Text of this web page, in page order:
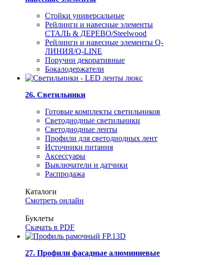
Стойки универсальные
Рейлинги и навесные элементы
СТАЛЬ & ДЕРЕВО/Steelwood
Рейлинги и навесные элементы Q-
ЛИНИЯ/Q-LINE
Поручни декоративные
Бокалодержатели
26. Светильники
Готовые комплекты светильников
Светодиодные светильники
Светодиодные ленты
Профили для светодиодных лент
Источники питания
Аксессуары
Выключатели и датчики
Распродажа
Каталоги
Смотреть онлайн
Буклеты
Скачать в PDF
27. Профили фасадные алюминиевые